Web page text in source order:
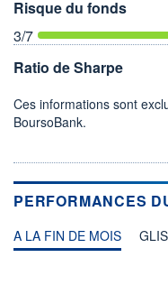
Risque du fonds
3/7
Ratio de Sharpe
Ces informations sont
BoursoBank.
PERFORMANCES
A LA FIN DE MOIS